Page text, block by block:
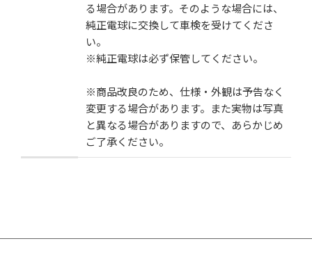
る場合があります。そのような場合には、
純正電球に交換して車検を受けてくださ
い。
※純正電球は必ず保管してください。
※商品改良のため、仕様・外観は予告なく
変更する場合があります。また実物は写真
と異なる場合がありますので、あらかじめ
ご了承ください。